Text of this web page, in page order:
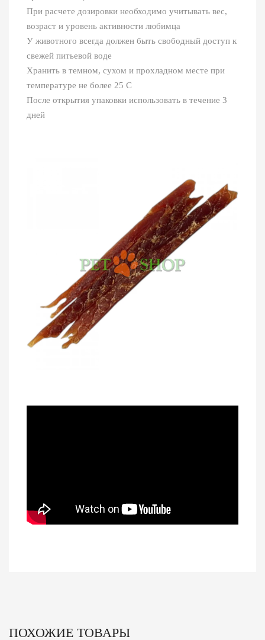
При расчете дозировки необходимо учитывать вес,
возраст и уровень активности любимца
У животного всегда должен быть свободный доступ к
свежей питьевой воде
Хранить в темном, сухом и прохладном месте при
температуре не более 25 C
После открытия упаковки использовать в течение 3
дней
ПОХОЖИЕ ТОВАРЫ